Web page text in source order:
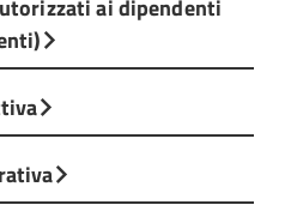
ai dipendenti